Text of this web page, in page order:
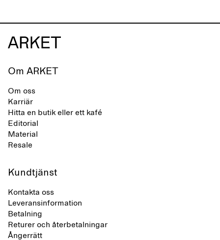
Om ARKET
Om oss
Karriär
Hitta en butik eller ett kafé
Editorial
Material
Resale
Kundtjänst
Kontakta oss
Leveransinformation
Betalning
Returer och återbetalningar
Ångerrätt